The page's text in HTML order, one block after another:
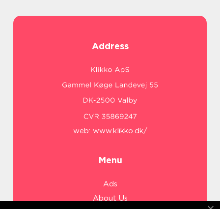
Address
web: www.klikko.dk/
Menu
Ads
About Us